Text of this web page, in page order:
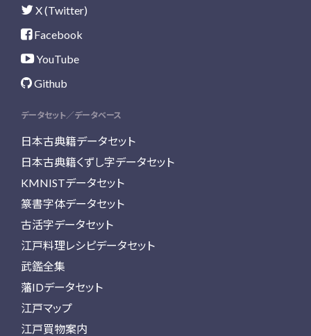
X (Twitter)
Facebook
YouTube
Github
データセット／データベース
日本古典籍データセット
日本古典籍くずし字データセット
KMNISTデータセット
篆書字体データセット
古活字データセット
江戸料理レシピデータセット
武鑑全集
藩IDデータセット
江戸マップ
江戸買物案内